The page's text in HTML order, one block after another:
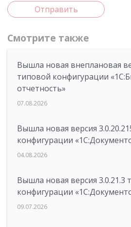
Отправить
Смотрите также
Вышла новая внеплановая
типовой конфигурации
отчетность»
07.08.2026
Вышла новая версия
конфигурации
04.08.2026
Вышла новая версия 3.0.21.3
конфигурации
09.07.2026